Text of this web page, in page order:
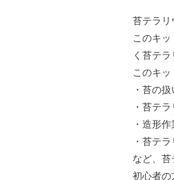
苔テラリ
このキ
く苔テ
このキッ
・苔の
・苔テ
・造形
・苔テ
など、苔
初心者の